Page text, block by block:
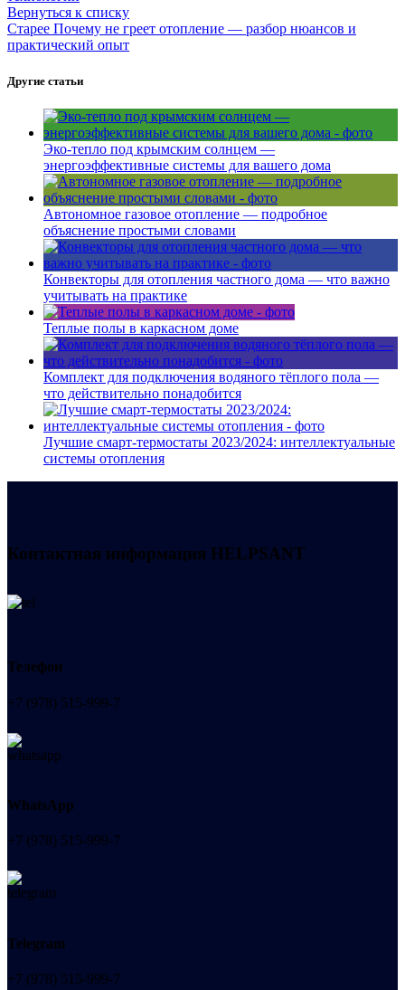
Вернуться к списку
Старее Почему не греет отопление — разбор нюансов и
практический опыт
Другие статьи
Эко-тепло под крымским солнцем —
энергоэффективные системы для вашего дома
Автономное газовое отопление — подробное
объяснение простыми словами
Конвекторы для отопления частного дома — что важно
учитывать на практике
Теплые полы в каркасном доме
Комплект для подключения водяного тёплого пола —
что действительно понадобится
Лучшие смарт-термостаты 2023/2024: интеллектуальные
системы отопления
Контактная информация HELPSANT
Телефон
+7 (978) 515-999-7
WhatsApp
+7 (978) 515-999-7
Telegram
+7 (978) 515-999-7